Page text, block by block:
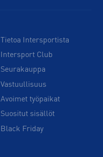
Tietoa Intersportista
Intersport Club
Seurakauppa
Vastuullisuus
Avoimet työpaikat
Suositut sisällöt
Black Friday